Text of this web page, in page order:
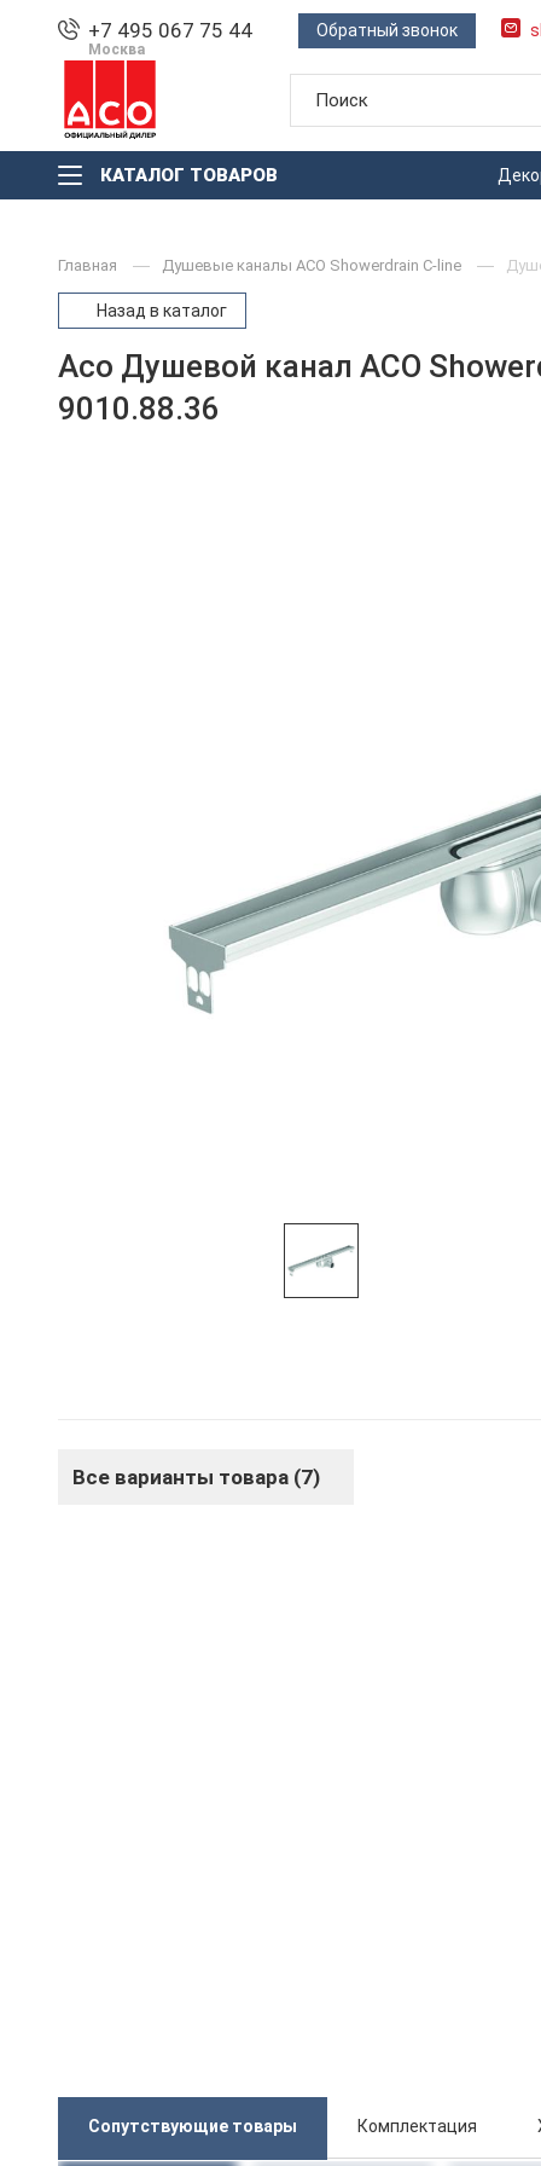
+7 495 067 75 44
Москва
Обратный звонок
КАТАЛОГ ТОВАРОВ
Главная Душевые каналы ACO Showerdrain С-line
Назад в каталог
Aco Душевой канал ACO
9010.88.36
Все варианты товара (7)
Сопутствующие товары Комплектация